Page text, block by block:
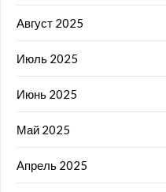
Август 2025
Июль 2025
Июнь 2025
Май 2025
Апрель 2025